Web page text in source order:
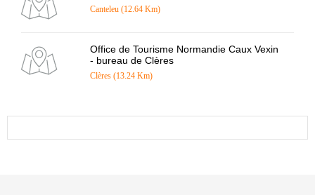
Canteleu (12.64 Km)
Office de Tourisme Normandie Caux Vexin
- bureau de Clères
Clères (13.24 Km)